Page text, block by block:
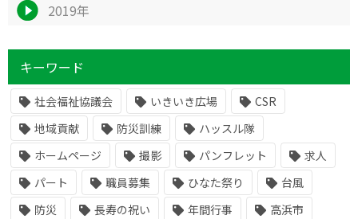
2019年
キーワード
社会福祉協議会 いきいき広場
CSR
地域貢献
防災訓練
ハッスル隊
ホームページ
撮影 パンフレット
求人
パート
職員募集 ひなた祭り
台風
防災
長寿の祝い 年間行事
高浜市